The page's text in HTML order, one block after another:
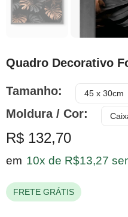
Quadro Decorativo
Tamanho
Moldura / Cor
R$ 132,70
em 10x de R$13,27
FRETE GRÁTIS